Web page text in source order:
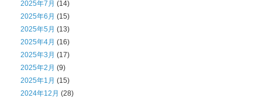
2025年7月 (14)
2025年6月 (15)
2025年5月 (13)
2025年4月 (16)
2025年3月 (17)
2025年2月 (9)
2025年1月 (15)
2024年12月 (28)